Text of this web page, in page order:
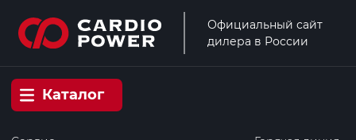
Официальный сайт
дилера в России
Каталог